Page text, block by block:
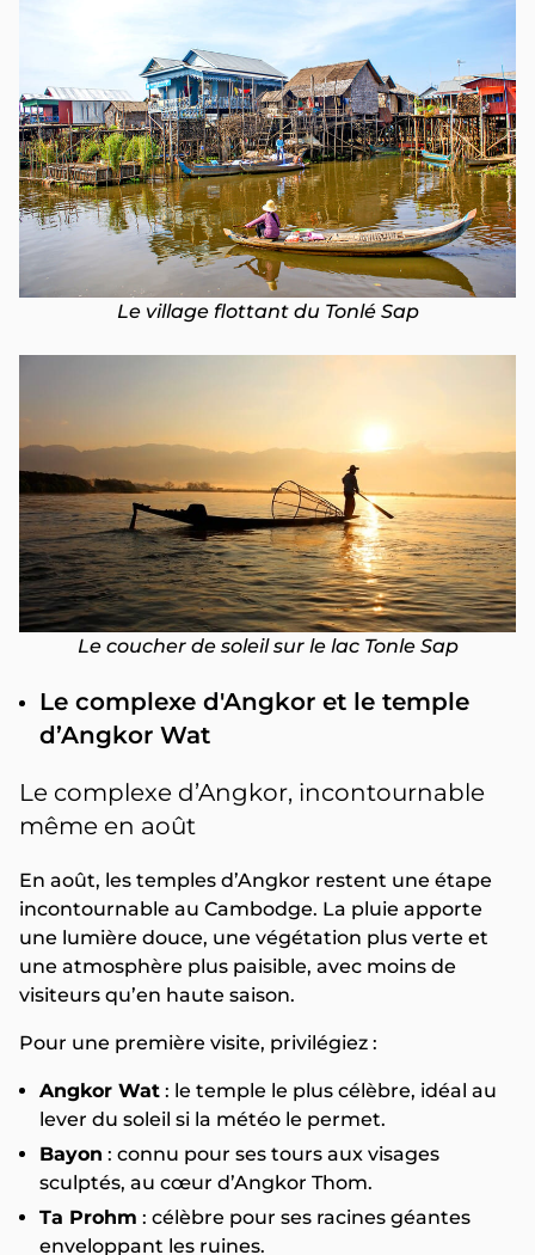
Le village flottant du Tonlé Sap
Le coucher de soleil sur le lac Tonle Sap
Le complexe d'Angkor et le temple
d’Angkor Wat
Le complexe d’Angkor, incontournable
même en août
En août, les temples d’Angkor restent une étape
incontournable au Cambodge. La pluie apporte
une lumière douce, une végétation plus verte et
une atmosphère plus paisible, avec moins de
visiteurs qu’en haute saison.
Pour une première visite, privilégiez :
Angkor Wat : le temple le plus célèbre, idéal au
lever du soleil si la météo le permet.
Bayon : connu pour ses tours aux visages
sculptés, au cœur d’Angkor Thom.
Ta Prohm : célèbre pour ses racines géantes
enveloppant les ruines.